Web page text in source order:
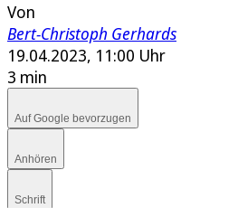
Von
Bert-Christoph Gerhards
19.04.2023, 11:00 Uhr
3 min
Auf Google bevorzugen
Anhören
Schrift